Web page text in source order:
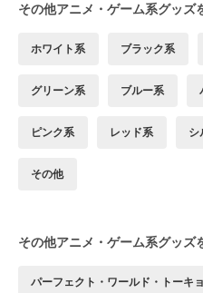
その他アニメ・ゲーム系グッズ
ホワイト系 ブラック系
グリーン系 ブルー系
ピンク系 レッド系 シ
その他
その他アニメ・ゲーム系グッズ
パーフェクト・ワールド・トーキ